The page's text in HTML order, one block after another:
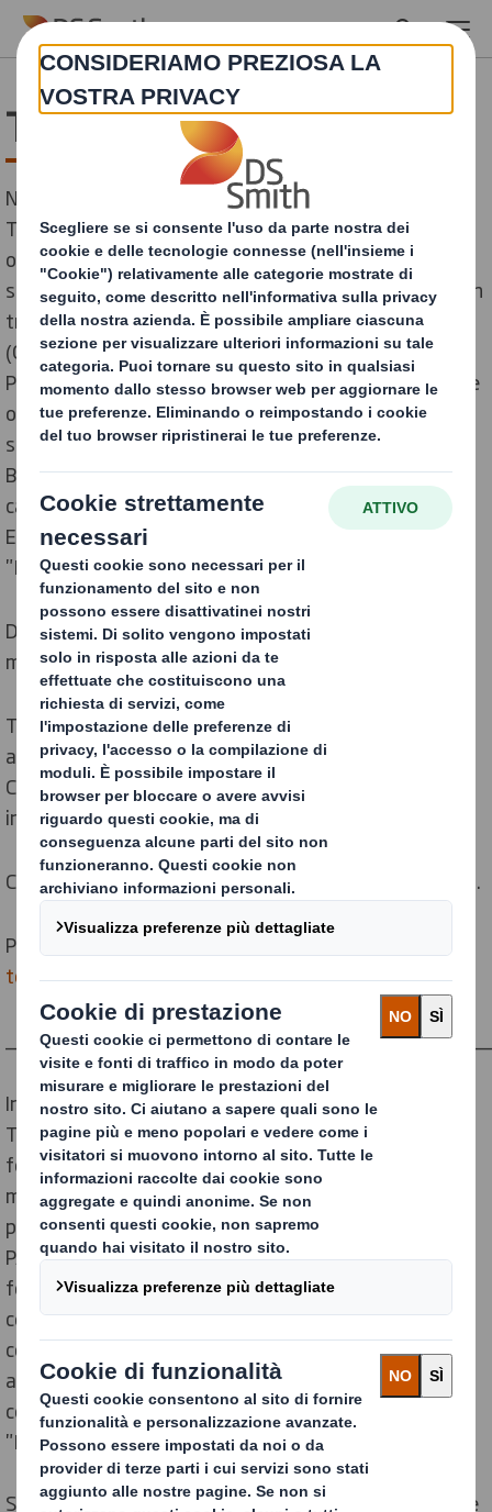
Skip to main content
Toscana Ondulati SpA
Negli stabilimenti di Marlia (Lucca) e Perignano (Pisa) la
TOSCANA ONDULATI SpA produce imballi in cartone
ondulato per tutti i principali settori merceologici, dalla
scatola in micro-onda per PIZZA da asporto all'imballo in
tripla onda di grandi dimensioni per uso industriale
(OCTABIN e BOX-PALLET). Il nuovo sito produttivo di
Perignano è leader nella produzione di imballi in cartone
ondulato "Food" ed ha ottenuto - prima azienda del
settore in Italia - la Certificazione secondo lo standard
BRC. A Perignano oltre agli imballi convenzionali in
cartone ondulato, produciamo e vendiamo in tutta
Europa anche le scatole per pizza da asporto con brand
"KARTOTEX".
Dal 1996 Toscana Ondulati SPA fa parte della
multinazionale ingleseDS Smith Plc
Toscana Ondulati Spa, in data 25 febbraio 2021, ha
adottato il "Modello Organizzazione Gestione e
Controllo" di cui al D.Lgs.231/01, per maggiori
informazioni:Mod_ToscanaOndulatispa.pdf
Collegamento Segnalazioni - DS Smith .
Per maggiori informazioni
toscana.ondulati@dssmith.com
In its Marlia (Lucca) and Perignano (Pisa) plants,
TOSCANA ONDULATI SpA produces corrugated boxes
for all main end-uses. The production ranges from
micro-flute Pizza Boxes to large size triple wall
packaging for industrial use (OCTABIN and BOX
PALLET). The new Perignano plant is a market leader
for "Food" corrugated packaging and has obtained
certification in line with the BRC standard - the first
company in the corrugated Italian sector to have
achieved this. In Perignano we produce conventional
corrugated packaging and pizza boxes - branded
"Kartotex" - which are then sold all over Europe.
Since 1996 Toscana Ondulati SpA has been part of the